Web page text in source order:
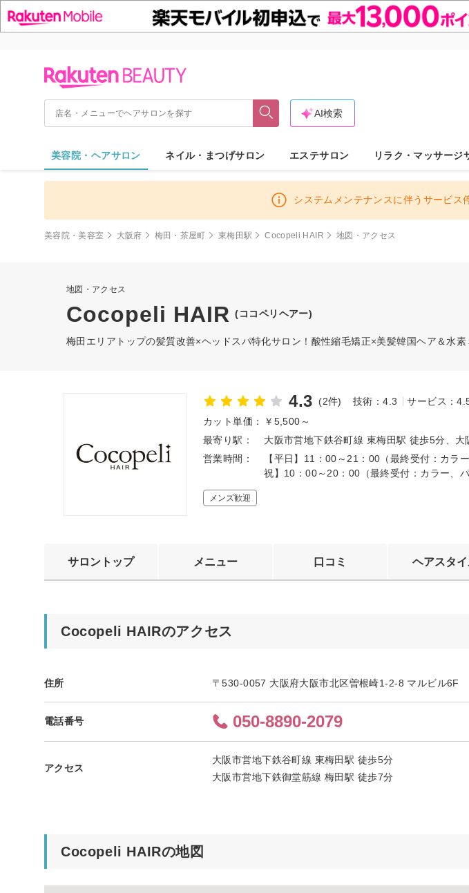
AI検索
美容院・ヘアサロン ネイル・まつげサロン エステサロン リラク・マッサージ
システムメンテナンスに伴うサービ
美容院・美容室 大阪府 梅田・茶屋町 東梅田駅 Cocopeli HAIR 地図・アクセス
地図・アクセス
Cocopeli HAIR (ココペリヘアー)
梅田エリアトップの髪質改善×ヘッドスパ特化サロン！酸性縮毛矯正×美髪韓国ヘア＆水素
4.3 (2件) 技術：4.3 サービス：
カット単価：
￥5,500～
最寄り駅：
大阪市営地下鉄谷町線 東梅田駅 徒歩5分、
営業時間：
【平日】11：00～21：00（最終受付：カラ
祝】10：00～20：00（最終受付：カラー、
メンズ歓迎
サロントップ メニュー 口コミ ヘアスタ
Cocopeli HAIRのアクセス
住所 〒530-0057 大阪府大阪市北区曽根崎1-2-8 マルビル6F
電話番号 050-8890-2079
アクセス
大阪市営地下鉄谷町線 東梅田駅 徒歩5分
大阪市営地下鉄御堂筋線 梅田駅 徒歩7分
Cocopeli HAIRの地図